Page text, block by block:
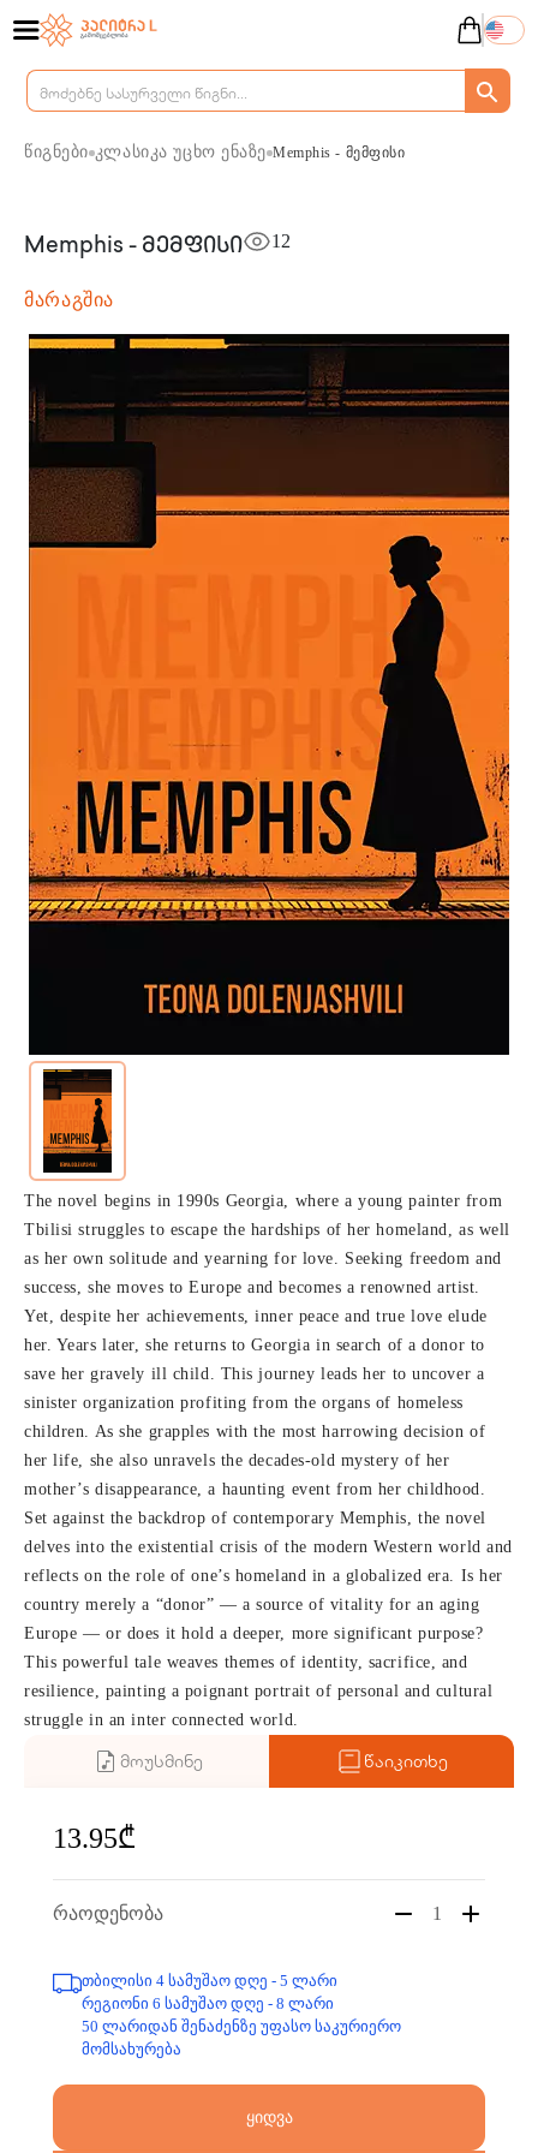
წიგნები კლასიკა უცხო ენაზე Memphis - მემფისი
Memphis - მემფისი 12
მარაგშია
The novel begins in 1990s Georgia, where a young painter from
Tbilisi struggles to escape the hardships of her homeland, as well
as her own solitude and yearning for love. Seeking freedom and
success, she moves to Europe and becomes a renowned artist.
Yet, despite her achievements, inner peace and true love elude
her. Years later, she returns to Georgia in search of a donor to
save her gravely ill child. This journey leads her to uncover a
sinister organization profiting from the organs of homeless
children. As she grapples with the most harrowing decision of
her life, she also unravels the decades-old mystery of her
mother’s disappearance, a haunting event from her childhood.
Set against the backdrop of contemporary Memphis, the novel
delves into the existential crisis of the modern Western world and
reflects on the role of one’s homeland in a globalized era. Is her
country merely a “donor” — a source of vitality for an aging
Europe — or does it hold a deeper, more significant purpose?
This powerful tale weaves themes of identity, sacrifice, and
resilience, painting a poignant portrait of personal and cultural
struggle in an inter connected world.
მოუსმინე წაიკითხე
13.95₾
რაოდენობა 1
თბილისი 4 სამუშაო დღე - 5 ლარი
რეგიონი 6 სამუშაო დღე - 8 ლარი
50 ლარიდან შენაძენზე უფასო საკურიერო
მომსახურება
ყიდვა